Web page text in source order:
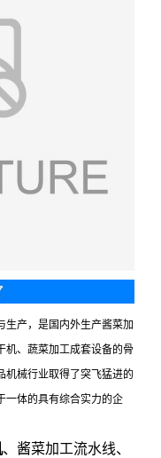
生产，是国内外生产酱菜加
机、蔬菜加工成套设备的骨
机械行业取得了突飞猛进的
一体的具有综合实力的企
、酱菜加工流水线、